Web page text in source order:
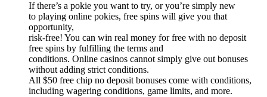
If there’s a pokie you want to try, or you’re simply new
to playing online pokies, free spins will give you that
opportunity,
risk-free! You can win real money for free with no deposit
free spins by fulfilling the terms and
conditions. Online casinos cannot simply give out bonuses
without adding strict conditions.
All $50 free chip no deposit bonuses come with conditions,
including wagering conditions, game limits, and more.